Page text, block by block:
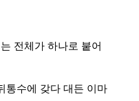
전체가 하나로 붙어
통수에 갖다 대든 이마